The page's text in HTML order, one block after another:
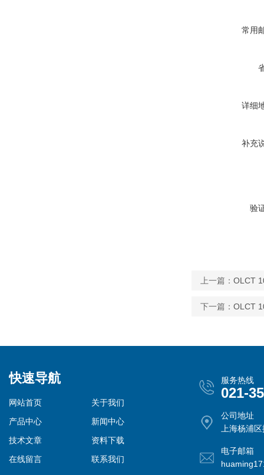
常用
详细
补充
验
上一篇： OLCT
下一篇： OLCT
快速导航
网站首页
关于我们
产品中心
新闻中心
技术文章
资料下载
在线留言
联系我们
服务热线
021-
公司地址
上海杨浦
电子邮箱